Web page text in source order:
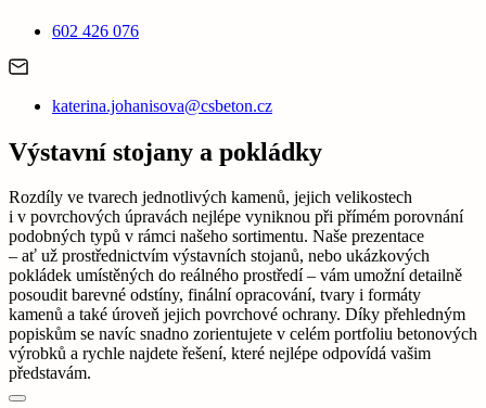
602 426 076
katerina.johanisova@csbeton.cz
Výstavní stojany a pokládky
Rozdíly ve tvarech jednotlivých kamenů, jejich velikostech
i v povrchových úpravách nejlépe vyniknou při přímém porovnání
podobných typů v rámci našeho sortimentu. Naše prezentace
– ať už prostřednictvím výstavních stojanů, nebo ukázkových
pokládek umístěných do reálného prostředí – vám umožní detailně
posoudit barevné odstíny, finální opracování, tvary i formáty
kamenů a také úroveň jejich povrchové ochrany. Díky přehledným
popiskům se navíc snadno zorientujete v celém portfoliu betonových
výrobků a rychle najdete řešení, které nejlépe odpovídá vašim
představám.